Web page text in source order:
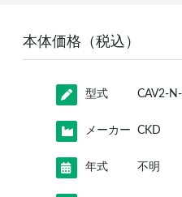
本体価格（税込）
型式 CAV2-
メーカー CKD
年式 不明